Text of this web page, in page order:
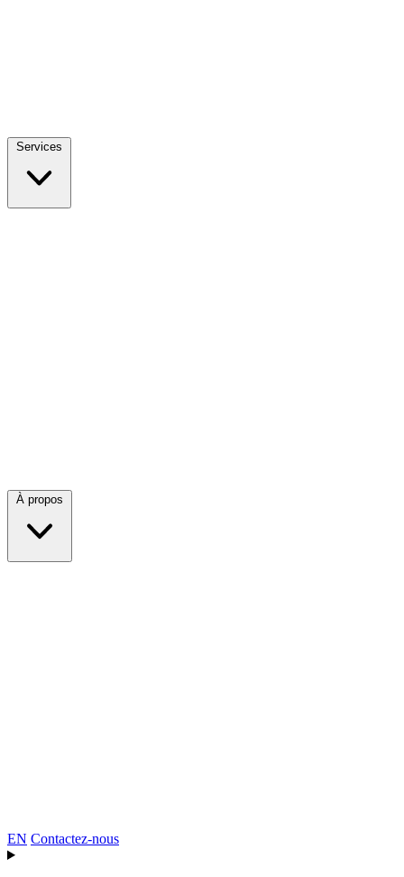
Services
À propos
EN Contactez-nous